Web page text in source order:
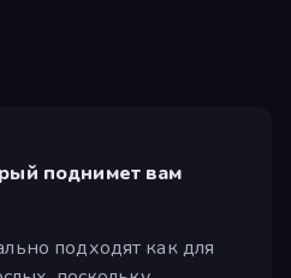
поднимет вам
подходят как для